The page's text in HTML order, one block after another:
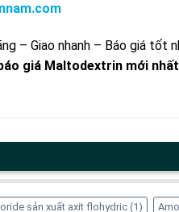
– Giao nhanh – Báo giá
giá Maltodextrin mới nhất
sản xuất axit flohydric(1)